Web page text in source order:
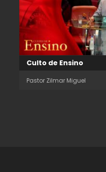
Culto de Ensino
Pastor Zilmar Miguel